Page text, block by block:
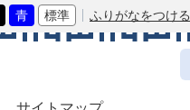
青 標準 ふりがなをつける